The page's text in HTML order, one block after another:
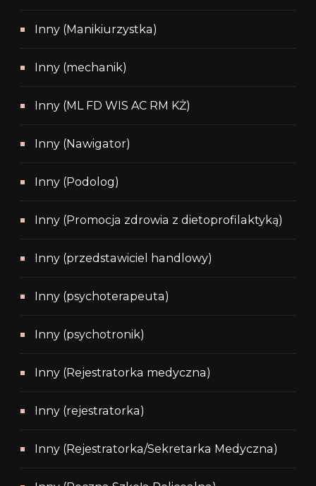
Inny (Manikiurzystka)
Inny (mechanik)
Inny (ML FD WIS AC RM KŻ)
Inny (Nawigator)
Inny (Podolog)
Inny (Promocja zdrowia z dietoprofilaktyką)
Inny (przedstawiciel handlowy)
Inny (psychoterapeuta)
Inny (psychotronik)
Inny (Rejestratorka medyczna)
Inny (rejestratorka)
Inny (Rejestratorka/Sekretarka Medyczna)